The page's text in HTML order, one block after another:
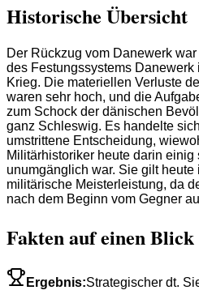
Historische Übersicht
Der Rückzug vom Danewerk
des Festungssystems
Krieg. Die materiellen Verluste
waren sehr hoch, und die
zum Schock der dänischen
ganz Schleswig. Es handelte
umstrittene Entscheidung,
Militärhistoriker heute darin einig
unumgänglich war. Sie gilt
militärische Meisterleistung, da
nach dem Beginn vom Gegner
Fakten auf einen Blick
Ergebnis:Strategischer dt.